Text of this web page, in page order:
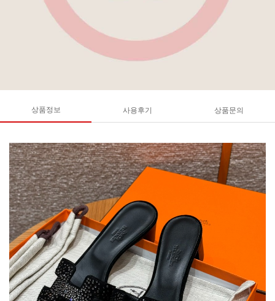
상품정보 사용후기 상품문의